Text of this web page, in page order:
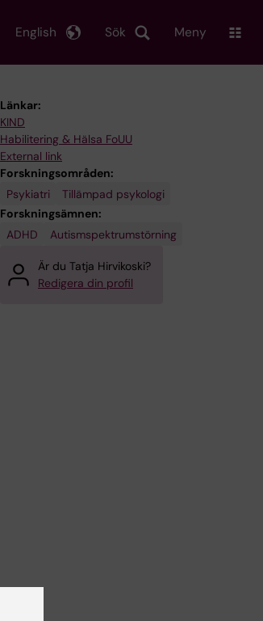
Sök
English Meny
Länkar:
KIND
Habilitering & Hälsa FoUU
External link
Forskningsområden:
Psykiatri
Tillämpad psykologi
Forskningsämnen:
ADHD
Autismspektrumstörning
Är du Tatja Hirvikoski?
Redigera din profil